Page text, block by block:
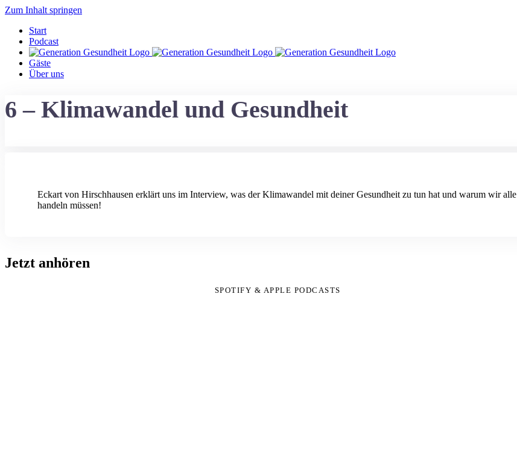
Zum Inhalt springen
Start
Podcast
Gäste
Über uns
6 – Klimawandel und Gesundheit
Eckart von Hirschhausen erklärt uns im Interview, was der Klimawandel mit deiner Gesundheit zu tun hat und warum wir alle
handeln müssen!
Jetzt anhören
SPOTIFY & APPLE PODCASTS